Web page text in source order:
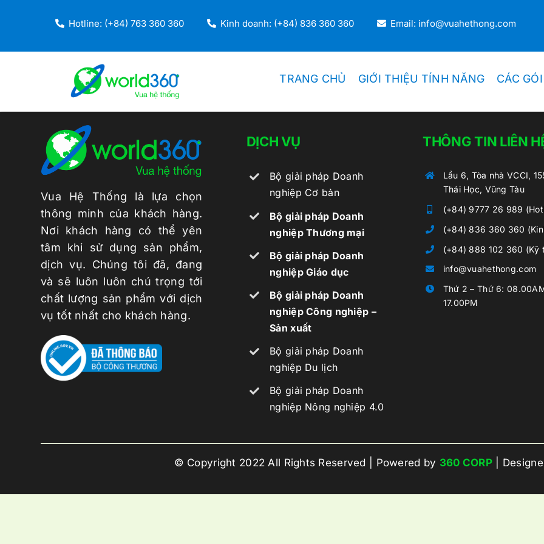
Hotline: (+84) 763 360 360 Kinh doanh: (+84) 836 360 360 Email: info@vuahethong.com
TRANG CHỦ GIỚI THIỆU TÍNH NĂNG CÁC
DOANH NGHIỆP CƠ BẢN
DOANH NGHIỆP START UP
Doanh Nghiệp Nhỏ < 20 NS
Doanh Nghiệp Vừa Dưới 300 NS
Doanh Nghiệp Là Tập Đoàn
DOANH NGHIỆP THƯƠNG MẠI
Thương Mại Bán Lẻ
Kiosk Bán Lẻ
Hệ Thống Chuỗi
DOANH NGHIỆP CN – SX
Doanh Nghiệp Dầu Khí
Xây Dựng – Vật Liệu Xây Dựng
DOANH NGHIỆP DU LỊCH
Quản Lý Khách Sạn
Quản Lý Quán Bar
Vua Hệ Thống là lựa chọn
thông minh của khách hàng.
Nơi khách hàng có thể yên
tâm khi sử dụng sản phẩm,
dịch vụ. Chúng tôi đã, đang
và sẽ luôn luôn chú trọng tới
chất lượng sản phẩm với dịch
vụ tốt nhất cho khách hàng.
DỊCH VỤ
Bộ giải pháp Doanh
nghiệp Cơ bản
Bộ giải pháp Doanh
nghiệp Thương mại
Bộ giải pháp Doanh
nghiệp Giáo dục
Bộ giải pháp Doanh
nghiệp Công nghiệp –
Sản xuất
Bộ giải pháp Doanh
nghiệp Du lịch
Bộ giải pháp Doanh
nghiệp Nông nghiệp 4.0
THÔNG TIN LIÊN
Lầu 6, Tòa nhà VCCI,
Thái Học, Vũng Tàu
(+84) 9777 26 989
(+84) 836 360 360
(+84) 888 102 360 (Kỹ
info@vuahethong.com
Thứ 2 – Thứ 6:
17.00PM
© Copyright 2022 All Rights Reserved | Powered by 360 CORP |